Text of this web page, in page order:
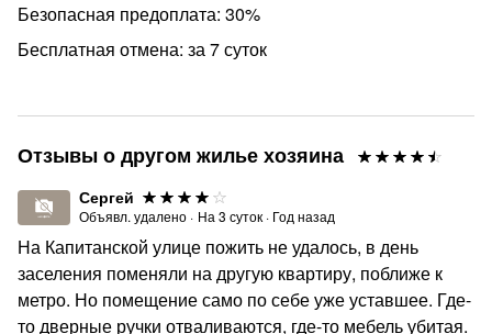
Безопасная предоплата: 30%
Бесплатная отмена: за 7 суток
Отзывы о другом жилье хозяина
Сергей
Объявл. удалено · На 3 суток · Год назад
На Капитанской улице пожить не удалось, в день
заселения поменяли на другую квартиру, поближе к
метро. Но помещение само по себе уже уставшее. Где-
то дверные ручки отваливаются, где-то мебель убитая.